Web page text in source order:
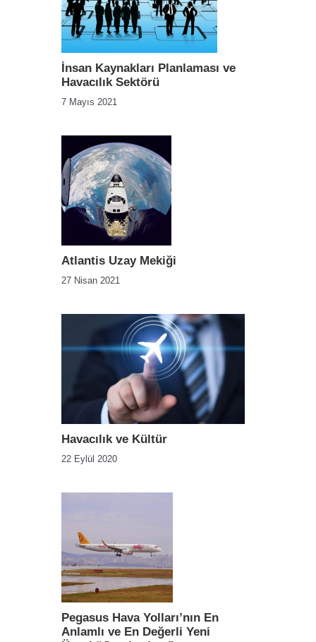
İnsan Kaynakları Planlaması ve
Havacılık Sektörü
7 Mayıs 2021
Atlantis Uzay Mekiği
27 Nisan 2021
Havacılık ve Kültür
22 Eylül 2020
Pegasus Hava Yolları’nın En
Anlamlı ve En Değerli Yeni